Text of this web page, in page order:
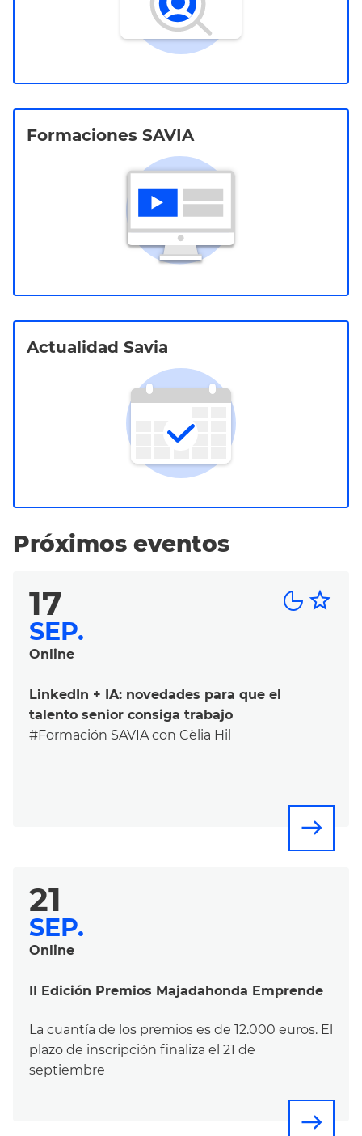
Formaciones SAVIA
Actualidad Savia
Próximos eventos
17
SEP.
Online
star_border
LinkedIn + IA: novedades para que el
talento senior consiga trabajo
#Formación SAVIA con Cèlia Hil
east
21
SEP.
Online
II Edición Premios Majadahonda Emprende
La cuantía de los premios es de 12.000 euros. El
plazo de inscripción finaliza el 21 de
septiembre
east